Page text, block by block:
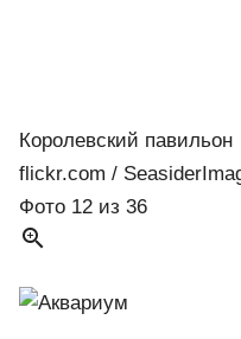
Королевский павильон
flickr.com /
Фото 12 из 36
